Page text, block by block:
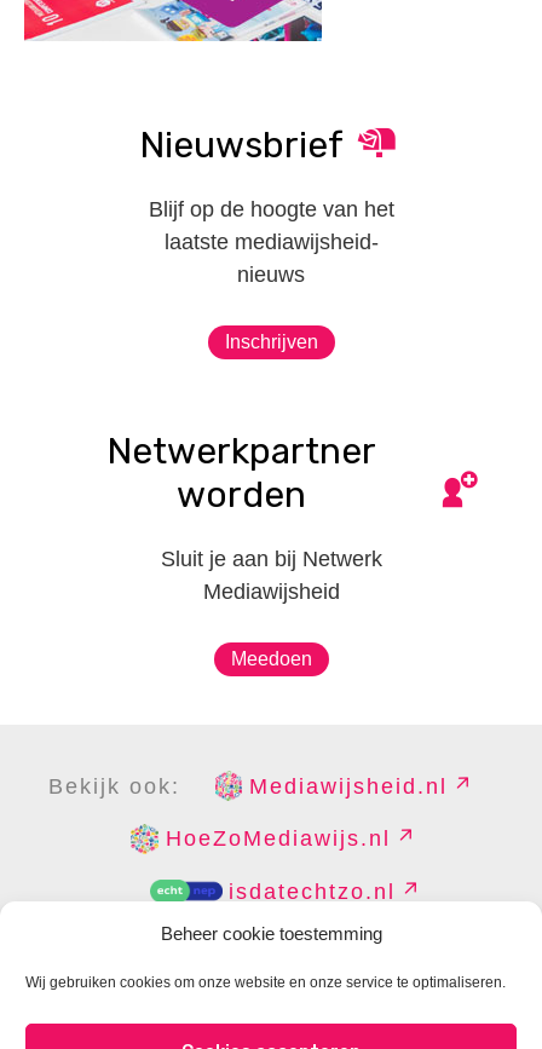
Beheer cookie toestemming
Wij gebruiken cookies om onze website en onze service te optimaliseren.
Nieuwsbrief
Blijf op de hoogte van het
laatste mediawijsheid-
nieuws
Inschrijven
Netwerkpartner
worden
Sluit je aan bij Netwerk
Mediawijsheid
Meedoen
Bekijk ook: Mediawijsheid.nl
HoeZoMediawijs.nl
isdatechtzo.nl
DISCLAIMER PRIVACY